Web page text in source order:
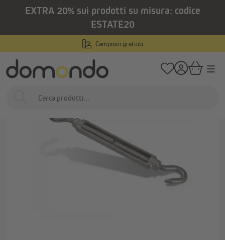
principale
EXTRA 20% sui prodotti su misura: codice
ESTATE20
Campioni gratuiti
/ Vele ombreggianti